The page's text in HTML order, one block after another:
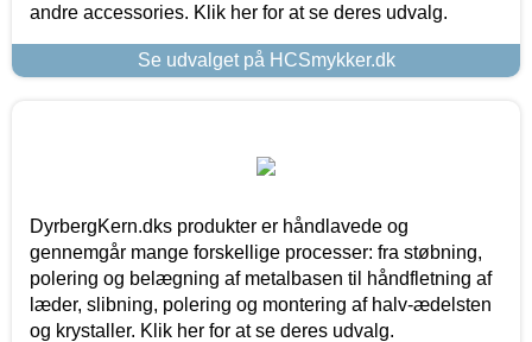
andre accessories. Klik her for at se deres udvalg.
Se udvalget på HCSmykker.dk
DyrbergKern.dks produkter er håndlavede og
gennemgår mange forskellige processer: fra støbning,
polering og belægning af metalbasen til håndfletning af
læder, slibning, polering og montering af halv-ædelsten
og krystaller. Klik her for at se deres udvalg.